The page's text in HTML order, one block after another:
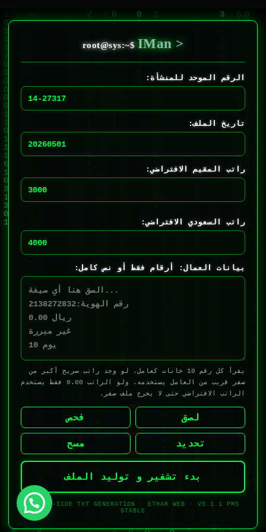
المحتوى
IMan >
الرقم الموحد للمنشأة:
تاريخ الملف:
راتب المقيم الافتراضي:
راتب السعودي الافتراضي:
بيانات العمال: أرقام فقط أو نص كامل:
يقرأ كل رقم 10 خانات كعامل. لو وجد راتب صريح أكبر من
صفر قريب من العامل يستخدمه، ولو الراتب 0.00 فقط يستخدم
الراتب الافتراضي حتى لا يخرج ملف صفر.
لصق فحص
تحديد مسح
بدء تشفير و توليد الملف
SERVER-SIDE TXT GENERATION · ETHAR WEB · V5.1.1 PMS
STABLE